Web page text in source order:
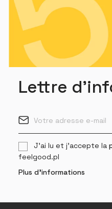
Lettre
J'ai lu et j'accepte la
feelgood.pl
Plus d'informations